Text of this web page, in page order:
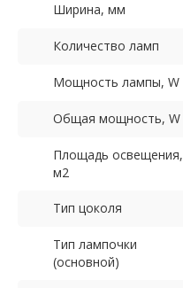
Ширина, мм
Количество ламп
Мощность лампы, W
Общая мощность, W
Площадь освещения,
м2
Тип цоколя
Тип лампочки
(основной)